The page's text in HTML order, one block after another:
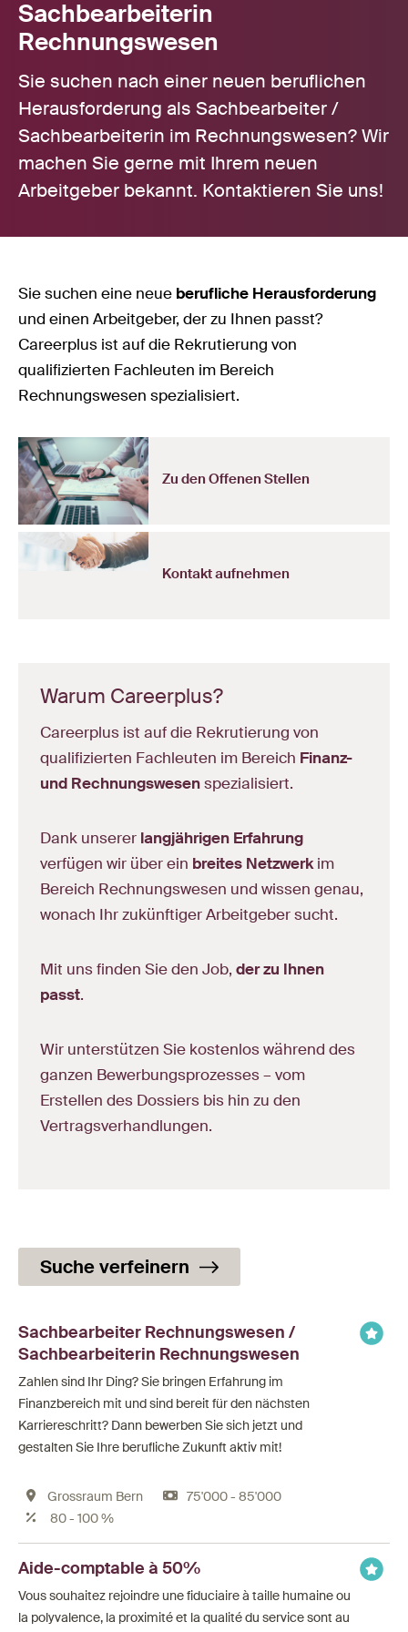
Sachbearbeiterin
Rechnungswesen
Sie suchen nach einer neuen beruflichen
Herausforderung als Sachbearbeiter /
Sachbearbeiterin im Rechnungswesen? Wir
machen Sie gerne mit Ihrem neuen
Arbeitgeber bekannt. Kontaktieren Sie uns!
Sie suchen eine neue berufliche Herausforderung
und einen Arbeitgeber, der zu Ihnen passt?
Careerplus ist auf die Rekrutierung von
qualifizierten Fachleuten im Bereich
Rechnungswesen spezialisiert.
Zu den Offenen Stellen
Kontakt aufnehmen
Warum Careerplus?
Careerplus ist auf die Rekrutierung von
qualifizierten Fachleuten im Bereich Finanz-
und Rechnungswesenspezialisiert.
Dank unserer langjährigen Erfahrung
verfügen wir über ein breites Netzwerkim
Bereich Rechnungswesen und wissen genau,
wonach Ihr zukünftiger Arbeitgeber sucht.
Mit uns finden Sie den Job, der zu Ihnen
passt.
Wir unterstützen Sie kostenlos während des
ganzen Bewerbungsprozesses – vom
Erstellen des Dossiers bis hin zu den
Vertragsverhandlungen.
Suche verfeinern
Sachbearbeiter Rechnungswesen /
Sachbearbeiterin Rechnungswesen
Zahlen sind Ihr Ding? Sie bringen Erfahrung im
Finanzbereich mit und sind bereit für den nächsten
Karriereschritt? Dann bewerben Sie sich jetzt und
gestalten Sie Ihre berufliche Zukunft aktiv mit!
Grossraum Bern
75'000 - 85'000
80 - 100 %
Aide-comptable à 50%
Vous souhaitez rejoindre une fiduciaire à taille humaine ou
la polyvalence, la proximité et la qualité du service sont au